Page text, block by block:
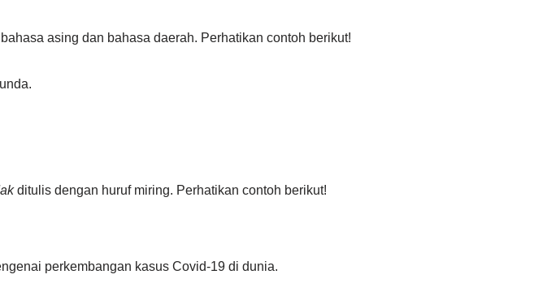
asing dan bahasa daerah. Perhatikan contoh berikut!
ditulis dengan huruf miring. Perhatikan contoh berikut!
perkembangan kasus Covid-19 di dunia.